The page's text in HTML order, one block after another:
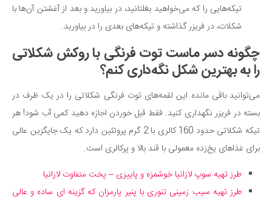
تیکه‌هایی را که می‌خواهید بغلتانید، در بیاورید و بعد از آغشتن آن‌ها با
شکلات، در فریزر گذاشته و تیکه‌های بعدی را در بیاورید.
چگونه دسر ماست توت فرنگی با روکش شکلاتی
را به بهترین شکل نگه‌داری کنم؟
می‌توانید باقی مانده این لقمه‌های توت فرنگی شکلاتی را در یک ظرف در
بسته در فریزر نگهداری کنید. فقط قبل خوردن اجازه دهید کمی آب شود! هر
تیکه شکلاتی حدود 160 کالری با 2 گرم پروتئین دارد که یک جایگزین عالی
برای غذاهای یخ‌زده معمولی با قند بالا و پرکالری است.
طرز تهیه سوپ لازانیا خوشمزه و پاییزی – پخت متفاوت لازانیا
طرز تهیه سیب زمینی تنوری با پنیر پارمزان که گزینه ای ساده و عالی